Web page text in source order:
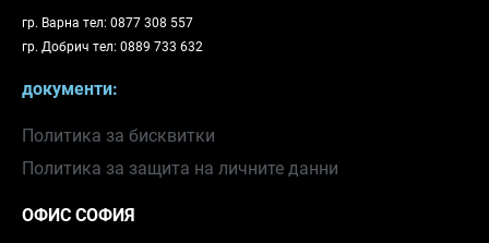
гр. Варна тел: 0877 308 557
гр. Добрич тел: 0889 733 632
документи:
Политика за бисквитки
Политика за защита на личните данни
ОФИС СОФИЯ